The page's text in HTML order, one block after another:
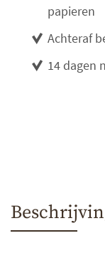
papieren
Achteraf
14 dagen